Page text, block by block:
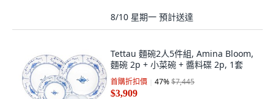
8/10 星期一 預計送達
Tettau 麵碗2人5件組, Amina Bloom,
麵碗 2p + 小菜碗 + 醬料碟 2p, 1套
首購折扣價 47%$7,445
$3,909